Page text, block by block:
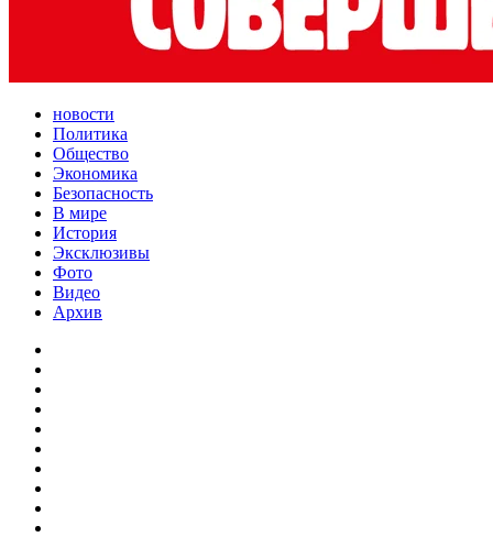
новости
Политика
Общество
Экономика
Безопасность
В мире
История
Эксклюзивы
Фото
Видео
Архив